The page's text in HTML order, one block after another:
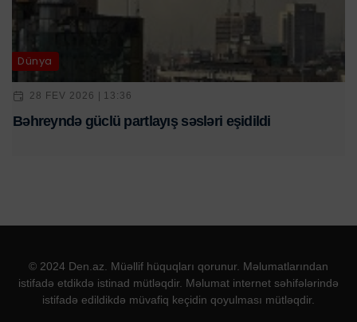
Dünya
28 FEV 2026 | 13:36
Bəhreyndə güclü partlayış səsləri eşidildi
© 2024 Den.az. Müəllif hüquqları qorunur. Məlumatlarından
istifadə etdikdə istinad mütləqdir. Məlumat internet səhifələrində
istifadə edildikdə müvafiq keçidin qoyulması mütləqdir.